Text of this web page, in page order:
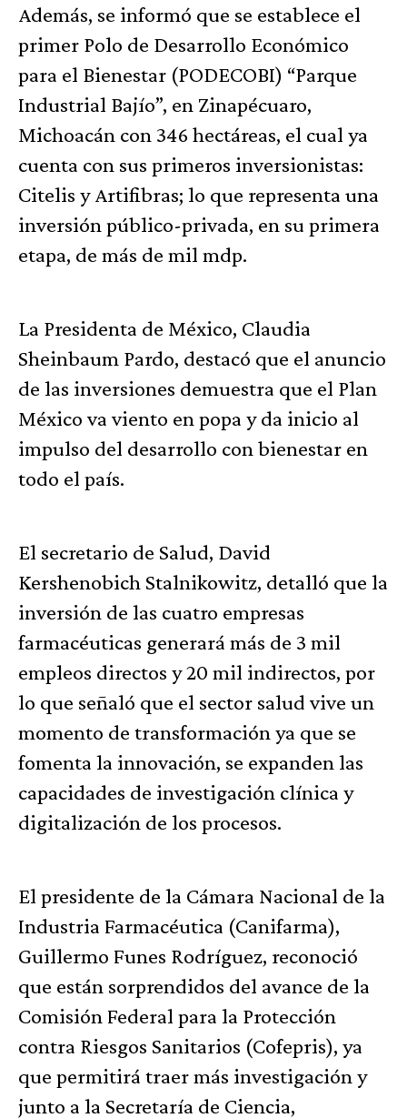
Además, se informó que se establece el
primer Polo de Desarrollo Económico
para el Bienestar (PODECOBI) “Parque
Industrial Bajío”, en Zinapécuaro,
Michoacán con 346 hectáreas, el cual ya
cuenta con sus primeros inversionistas:
Citelis y Artifibras; lo que representa una
inversión público-privada, en su primera
etapa, de más de mil mdp.
La Presidenta de México, Claudia
Sheinbaum Pardo, destacó que el anuncio
de las inversiones demuestra que el Plan
México va viento en popa y da inicio al
impulso del desarrollo con bienestar en
todo el país.
El secretario de Salud, David
Kershenobich Stalnikowitz, detalló que la
inversión de las cuatro empresas
farmacéuticas generará más de 3 mil
empleos directos y 20 mil indirectos, por
lo que señaló que el sector salud vive un
momento de transformación ya que se
fomenta la innovación, se expanden las
capacidades de investigación clínica y
digitalización de los procesos.
El presidente de la Cámara Nacional de la
Industria Farmacéutica (Canifarma),
Guillermo Funes Rodríguez, reconoció
que están sorprendidos del avance de la
Comisión Federal para la Protección
contra Riesgos Sanitarios (Cofepris), ya
que permitirá traer más investigación y
junto a la Secretaría de Ciencia,